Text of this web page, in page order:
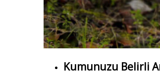
Kumunuzu Belirli